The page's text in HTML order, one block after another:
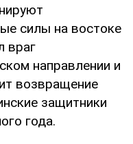
силы на востоке
враг
направлении и
возвращение
защитники
года.